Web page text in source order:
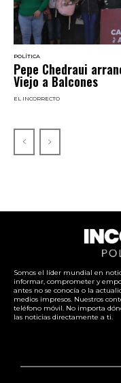
POLÍTICA
Pepe Chedraui
Viejo a Balcones
EL INCORRECTO
Somos el líder mundial en
informar, comprometer y
antes no se conocía o la
medios impresos. Nuestros
teléfono móvil. No importa
las noticias directamente a ti.